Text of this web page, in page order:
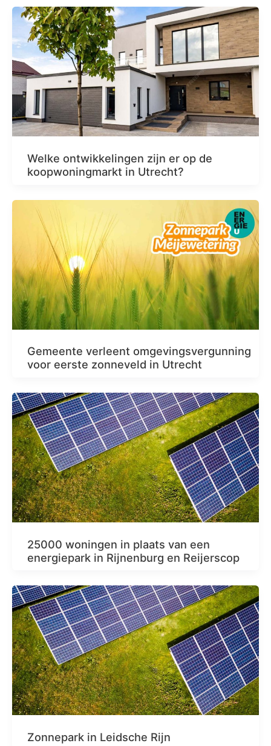
Welke ontwikkelingen zijn er op de
koopwoningmarkt in Utrecht?
Gemeente verleent omgevingsvergunning
voor eerste zonneveld in Utrecht
25000 woningen in plaats van een
energiepark in Rijnenburg en Reijerscop
Zonnepark in Leidsche Rijn